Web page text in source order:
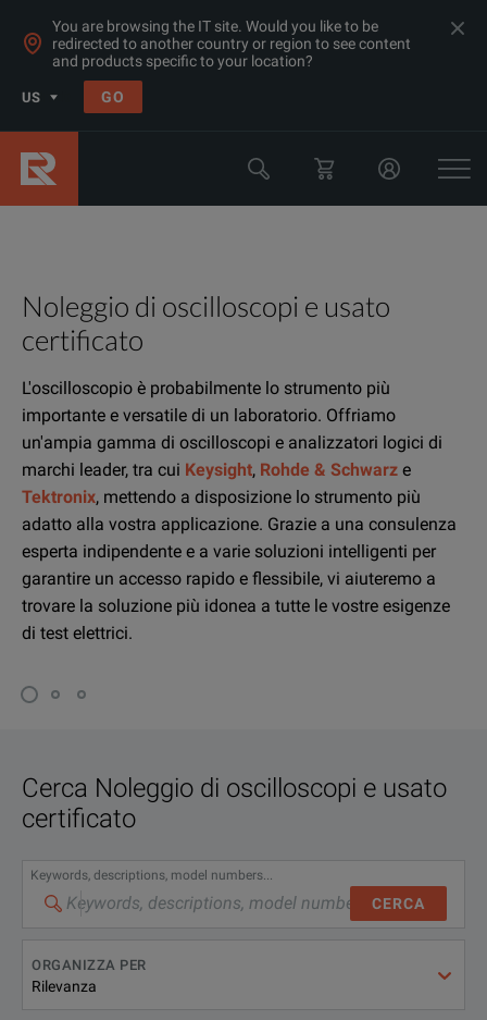
You are browsing the IT site. Would you like to be
redirected to another country or region to see content
and products specific to your location?
US GO
Noleggio di oscilloscopi e usato
certificato
L'oscilloscopio è probabilmente lo strumento più
importante e versatile di un laboratorio. Offriamo
un'ampia gamma di oscilloscopi e analizzatori logici di
marchi leader, tra cui Keysight, Rohde & Schwarz e
Tektronix, mettendo a disposizione lo strumento più
adatto alla vostra applicazione. Grazie a una consulenza
esperta indipendente e a varie soluzioni intelligenti per
garantire un accesso rapido e flessibile, vi aiuteremo a
trovare la soluzione più idonea a tutte le vostre esigenze
di test elettrici.
Cerca Noleggio di oscilloscopi e usato
certificato
Keywords, descriptions, model numbers...
CERCA
ORGANIZZA PER